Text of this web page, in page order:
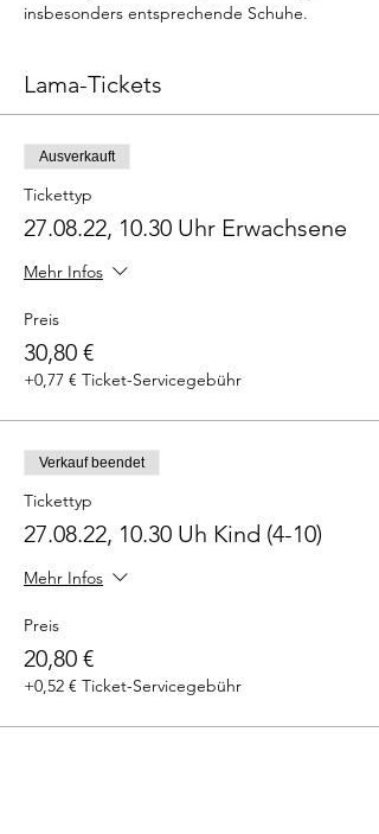
insbesonders entsprechende Schuhe.
Lama-Tickets
Ausverkauft
Tickettyp
27.08.22, 10.30 Uhr Erwachsene
Mehr Infos
Preis
30,80 €
+0,77 € Ticket-Servicegebühr
Verkauf beendet
Tickettyp
27.08.22, 10.30 Uh Kind (4-10)
Mehr Infos
Preis
20,80 €
+0,52 € Ticket-Servicegebühr